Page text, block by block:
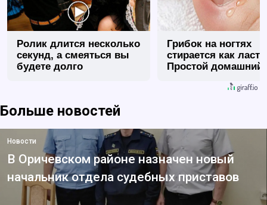
Ролик длится несколько
секунд, а смеяться вы
будете долго
Грибок на ногтях
стирается как
Простой домашний
Больше новостей
Новости
В Оричевском районе назначен новый
начальник отдела судебных приставов